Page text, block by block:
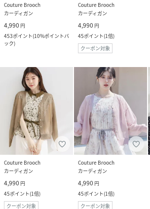
Couture Brooch
カーディガン
4,990 円
453ポイント(10%ポイントバ
ック)
Couture Brooch
カーディガン
4,990 円
45ポイント(1倍)
クーポン対象
Couture Brooch
カーディガン
4,990 円
45ポイント(1倍)
クーポン対象
Couture Brooch
カーディガン
4,990 円
45ポイント(1倍)
クーポン対象